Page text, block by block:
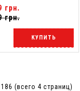
грн.
грн.
КУПИТЬ
(всего 4 страниц)